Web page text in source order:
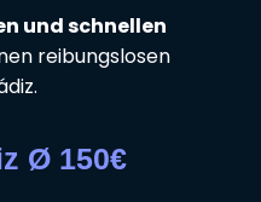
und schnellen
reibungslosen
Ø 150€